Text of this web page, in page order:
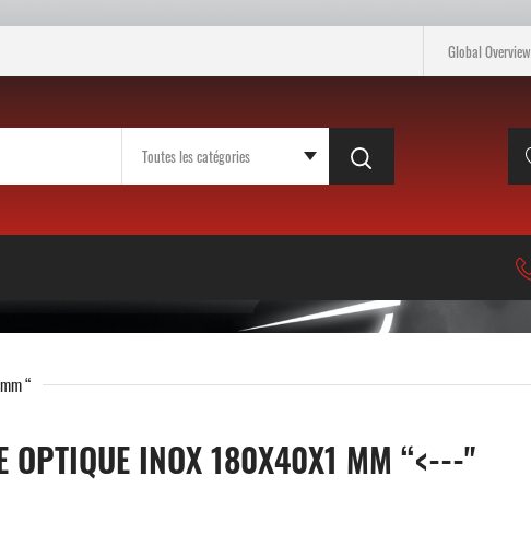
Global Overview
“
OPTIQUE INOX 180X40X1 MM “<---"